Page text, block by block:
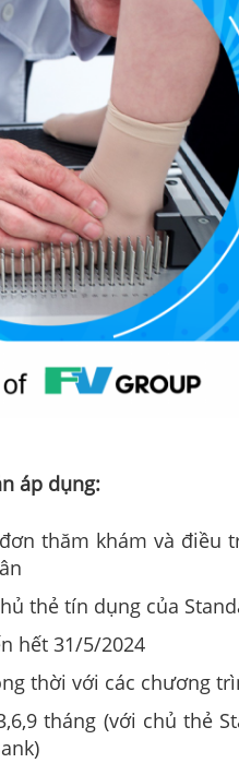
áp dụng:
thăm khám và điều
thẻ tín dụng của
hết 31/5/2024
thời với các chương
tháng (với chủ thẻ